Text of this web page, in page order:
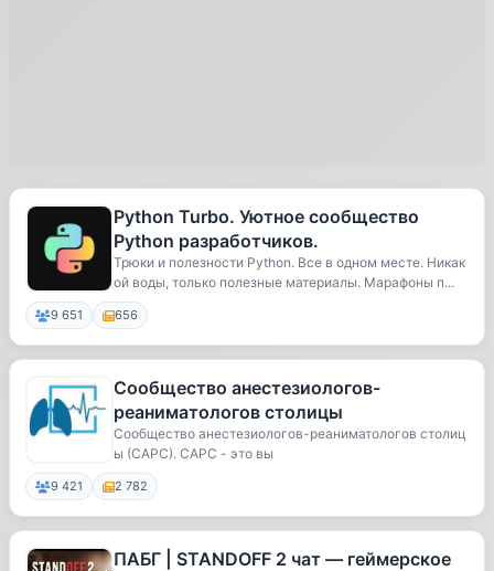
Python Turbo. Уютное сообщество
Python разработчиков.
Трюки и полезности Python. Все в одном месте. Никак
ой воды, только полезные материалы. Марафоны п...
9 651 656
Сообщество анестезиологов-
реаниматологов столицы
Сообщество анестезиологов-реаниматологов столиц
ы (САРС). САРС - это вы
9 421 2 782
ПАБГ | STANDOFF 2 чат — геймерское